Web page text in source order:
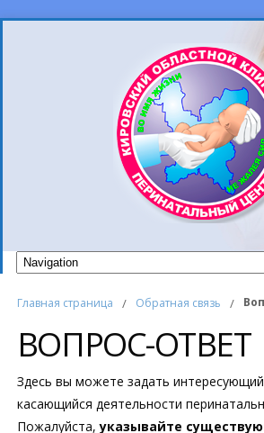
Главная страница / Обратная связь /
ВОПРОС-ОТВЕТ
Здесь вы можете задать
касающийся деятельности
Пожалуйста,указывайте